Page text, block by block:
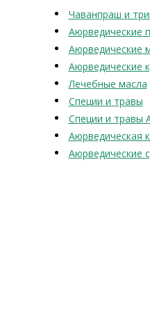
Чаванпраш и
Аюрведические
Аюрведические
Аюрведические
Лечебные масла
Специи и травы
Специи и травы
Аюрведическая
Аюрведические